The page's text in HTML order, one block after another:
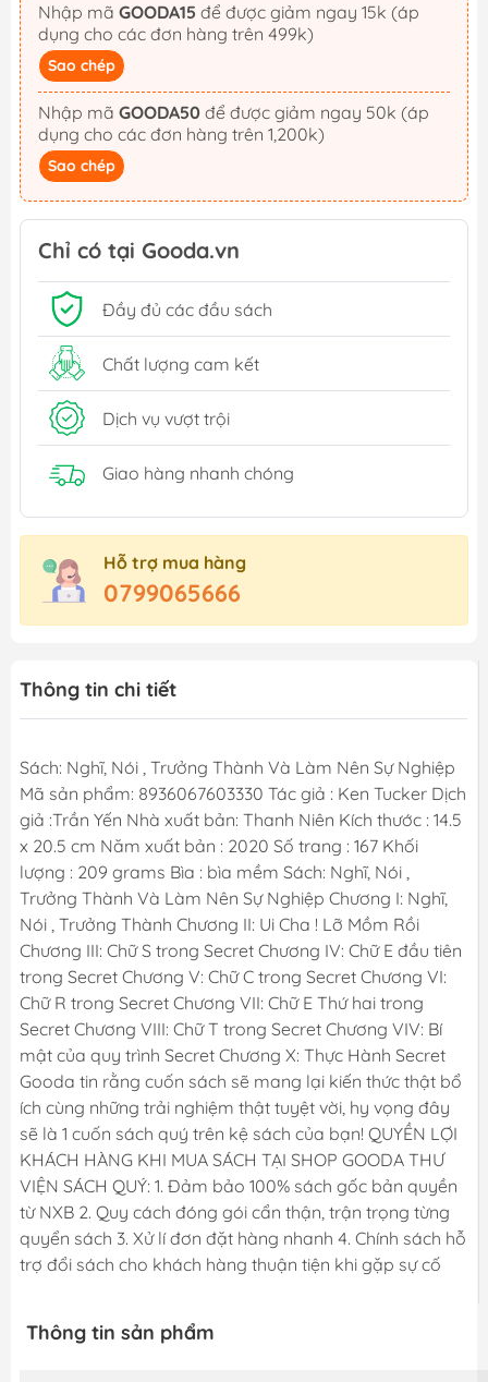
Nhập mã GOODA15
dụng cho các đơn hàng trên 499k)
Sao chép
Nhập mã GOODA50
dụng cho các đơn hàng trên 1,200k)
Sao chép
Chỉ có tại Gooda.vn
Đầy đủ các đầu sách
Chất lượng cam kết
Dịch vụ vượt trội
Giao hàng nhanh chóng
Hỗ trợ mua hàng
0799065666
Thông tin chi tiết
Sách: Nghĩ, Nói , Trưởng Thành Và Làm Nên Sự Nghiệp
Mã sản phẩm: 8936067603330 Tác giả : Ken Tucker Dịch
giả :Trần Yến Nhà xuất bản: Thanh Niên Kích thước : 14.5
x 20.5 cm Năm xuất bản : 2020 Số trang : 167 Khối
lượng : 209 grams Bìa : bìa mềm Sách: Nghĩ, Nói ,
Trưởng Thành Và Làm Nên Sự Nghiệp Chương I: Nghĩ,
Nói , Trưởng Thành Chương II: Ui Cha ! Lỡ Mồm Rồi
Chương III: Chữ S trong Secret Chương IV: Chữ E đầu tiên
trong Secret Chương V: Chữ C trong Secret Chương VI:
Chữ R trong Secret Chương VII: Chữ E Thứ hai trong
Secret Chương VIII: Chữ T trong Secret Chương VIV: Bí
mật của quy trình Secret Chương X: Thực Hành Secret
Gooda tin rằng cuốn sách sẽ mang lại kiến thức thật bổ
ích cùng những trải nghiệm thật tuyệt vời, hy vọng đây
sẽ là 1 cuốn sách quý trên kệ sách của bạn! QUYỀN LỢI
KHÁCH HÀNG KHI MUA SÁCH TẠI SHOP GOODA THƯ
VIỆN SÁCH QUÝ: 1. Đảm bảo 100% sách gốc bản quyền
từ NXB 2. Quy cách đóng gói cẩn thận, trận trọng từng
quyển sách 3. Xử lí đơn đặt hàng nhanh 4. Chính sách hỗ
trợ đổi sách cho khách hàng thuận tiện khi gặp sự cố
Thông tin sản phẩm